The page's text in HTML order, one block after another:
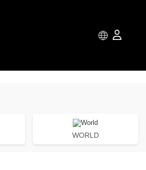
WORLD